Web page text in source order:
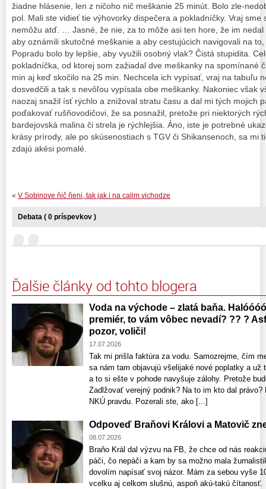
žiadne hlásenie, len z ničoho nič meškanie 25 minút. Bolo zle-
pol. Mali ste vidieť tie výhovorky dispečera a pokladníčky. Vraj
nemôžu atď. … Jasné, že nie, za to môže asi ten hore, že im
aby oznámili skutočné meškanie a aby cestujúcich navigovali na
Popradu bolo by lepšie, aby využili osobný vlak? Čistá stupidita.
pokladníčka, od ktorej som zažiadal dve meškanky na spomínané
min aj keď skočilo na 25 min. Nechcela ich vypísať, vraj na tabuľu
dosvedčili a tak s nevôľou vypísala obe meškanky. Nakoniec však
naozaj snažil ísť rýchlo a znižoval stratu času a dal mi tých mojich
poďakovať rušňovodičovi, že sa posnažil, pretože pri niektorých
bardejovská malina či strela je rýchlejšia. Áno, iste je potrebné
krásy prírody, ale po skúsenostiach s TGV či Shikansenoch, sa mi
zdajú akési pomalé.
« V Sobinove ňič ňeni, tak jak i na calim vichodze
Debata ( 0 príspevkov )
Ďalšie články od tohto blogera
Voda na východe – zlatá baňa.
premiér, to vám vôbec nevadí? ?? ?
pozor, voliči!
17.07.2026
Tak mi prišla faktúra za vodu. Samozrejme, čím
sa nám tam objavujú všelijaké nové poplatky a
a to si ešte v pohode navyšuje zálohy. Pretože
Zadlžovať verejný podnik? Na to im kto dal
NKÚ pravdu. Pozerali ste, ako [...]
Odpoveď Braňovi Královi a Matovič
08.07.2026
Braňo Král dal výzvu na FB, že chce od nás
páči, čo nepáči a kam by sa možno mala
dovolím napísať svoj názor. Mám za sebou vyše
vcelku aj celkom slušnú, aspoň akú-takú